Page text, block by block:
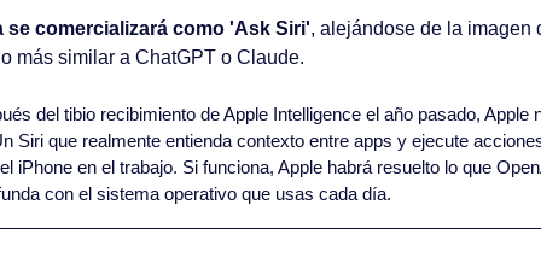
se comercializará como 'Ask Siri', alejándose de la imagen
más similar a ChatGPT o Claude.
del tibio recibimiento de Apple Intelligence el año pasado, Apple
Siri que realmente entienda contexto entre apps y ejecute
iPhone en el trabajo. Si funciona, Apple habrá resuelto lo que
con el sistema operativo que usas cada día.